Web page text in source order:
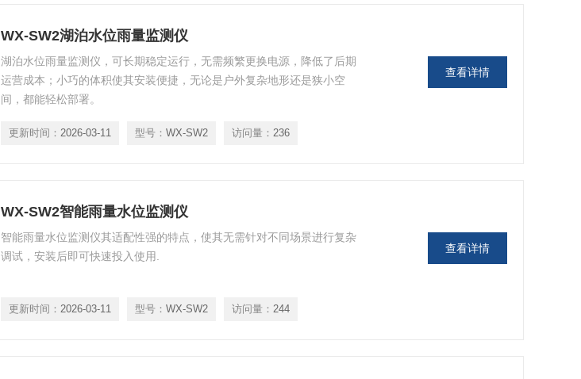
WX-SW2湖泊水位雨量监测仪
湖泊水位雨量监测仪，可长期稳定运行，无需频繁更换电源，降低了后期
运营成本；小巧的体积使其安装便捷，无论是户外复杂地形还是狭小空
间，都能轻松部署。
更新时间： 2026-03-11 型号： WX-SW2 访问量： 236
查看详情
WX-SW2智能雨量水位监测仪
智能雨量水位监测仪其适配性强的特点，使其无需针对不同场景进行复杂
调试，安装后即可快速投入使用.
更新时间： 2026-03-11 型号： WX-SW2 访问量： 244
查看详情